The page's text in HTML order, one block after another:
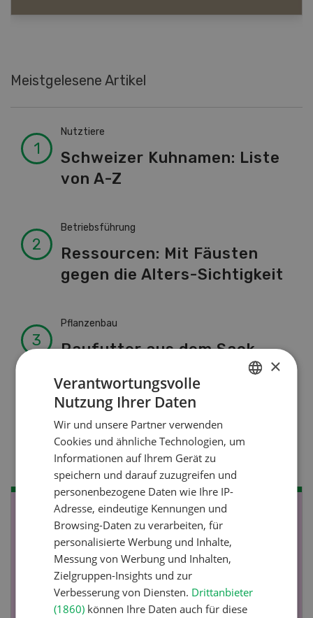
Meistgelesene Artikel
Nutztiere
Schweizer Kuhnamen: Liste
von A-Z
Betriebsführung
Ressourcen: Mit Fäusten
gegen die Alters-Sichtigkeit
Pflanzenbau
Raufutter aus dem Sack
Nutztiere
Stallklima - Hitzestress
verhindern
NOV
-
JAN
28
×
Verantwortungsvolle
Nutzung Ihrer Daten
Wir und unsere Partner verwenden
Cookies und ähnliche Technologien, um
Informationen auf Ihrem Gerät zu
speichern und darauf zuzugreifen und
personenbezogene Daten wie Ihre IP-
Adresse, eindeutige Kennungen und
Browsing-Daten zu verarbeiten, für
personalisierte Werbung und Inhalte,
Messung von Werbung und Inhalten,
Zielgruppen-Insights und zur
Verbesserung von Diensten. Drittanbieter
(1860) können Ihre Daten auch für diese